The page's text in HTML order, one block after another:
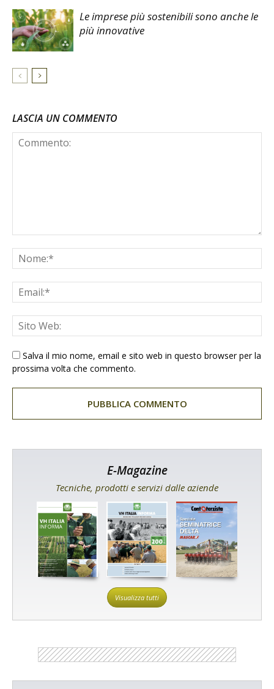
Le imprese più sostenibili sono anche le
più innovative
LASCIA UN COMMENTO
Salva il mio nome, email e sito web in questo browser per la
prossima volta che commento.
E-Magazine
Tecniche, prodotti e servizi dalle aziende
Visualizza tutti